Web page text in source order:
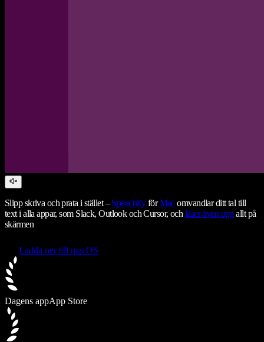
Slipp skriva och prata i stället –SpeechifyförMacomvandlar ditt tal till
text i alla appar, som Slack, Outlook och Cursor, och läser även uppallt på
skärmen
Ladda ner till macOS
Dagens appApp Store